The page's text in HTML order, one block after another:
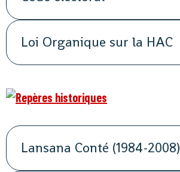
Loi Organique sur la HAC
Lansana Conté (1984-2008)